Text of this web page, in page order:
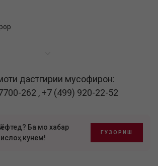
дастгирии мусофирон:
262 ,+7 (499) 920-22-52
ёфтед? Ба мо хабар
кунем!
ГУЗОРИШ